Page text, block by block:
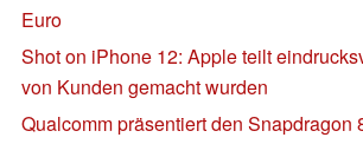
Euro
Shot on iPhone 12: Apple teilt
von Kunden gemacht wurden
Qualcomm präsentiert den Snapdragon